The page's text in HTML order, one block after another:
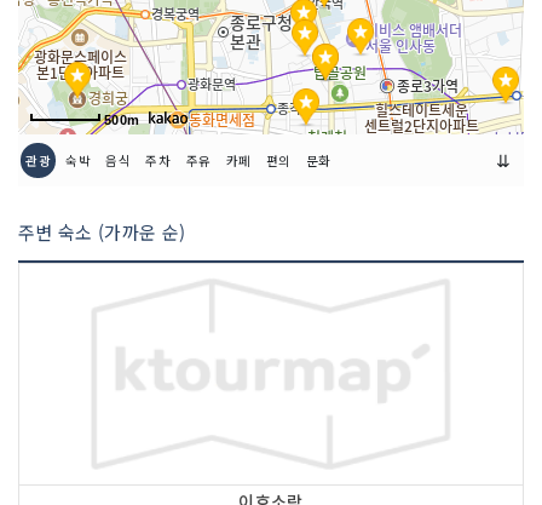
이용요금 무료
이용시간
[인문사회자연과학실, 어문학·족보실]
- 평일 09:00~20:00
- 주말 09:00~17:00
- 주말 09:00~17:00
[자율학습실, 노트북실]
- 하절기 (3월~10월) 07:00~22:00
- 동절기 (11월~2월) 08:00~22:00
대지 36,470㎡ / 건물 13,247㎡ (3개동)
500m
관광 숙박 음식 주차 주유 카페 편의 문화 ⇊
주변 숙소 (가까운 순)